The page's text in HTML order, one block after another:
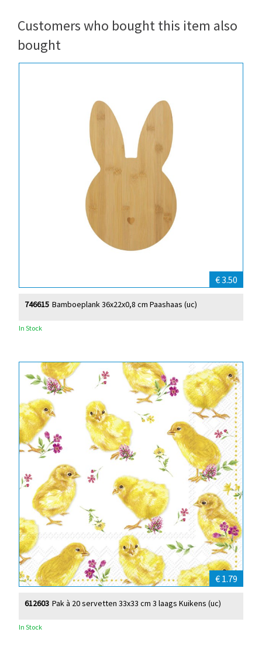
Customers who bought this item also
bought
€ 3.50
Bamboeplank 36x22x0,8 cm Paashaas (uc)
746615
In Stock
€ 1.79
Pak à 20 servetten 33x33 cm 3 laags Kuikens (uc)
612603
In Stock